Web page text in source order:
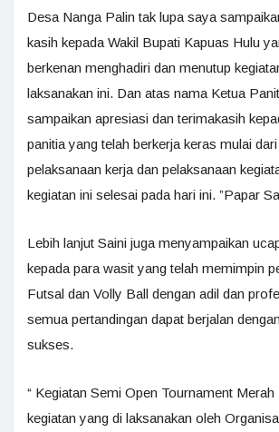
Desa Nanga Palin tak lupa saya
kasih kepada Wakil Bupati Kapuas Hulu
berkenan menghadiri dan menutup
laksanakan ini. Dan atas nama Ketua
sampaikan apresiasi dan terimakasih
panitia yang telah berkerja keras mulai
pelaksanaan kerja dan pelaksanaan
kegiatan ini selesai pada hari ini. ”Papar
Lebih lanjut Saini juga menyampaikan
kepada para wasit yang telah memimpin
Futsal dan Volly Ball dengan adil dan
semua pertandingan dapat berjalan
sukses.
“ Kegiatan Semi Open Tournament
kegiatan yang di laksanakan oleh